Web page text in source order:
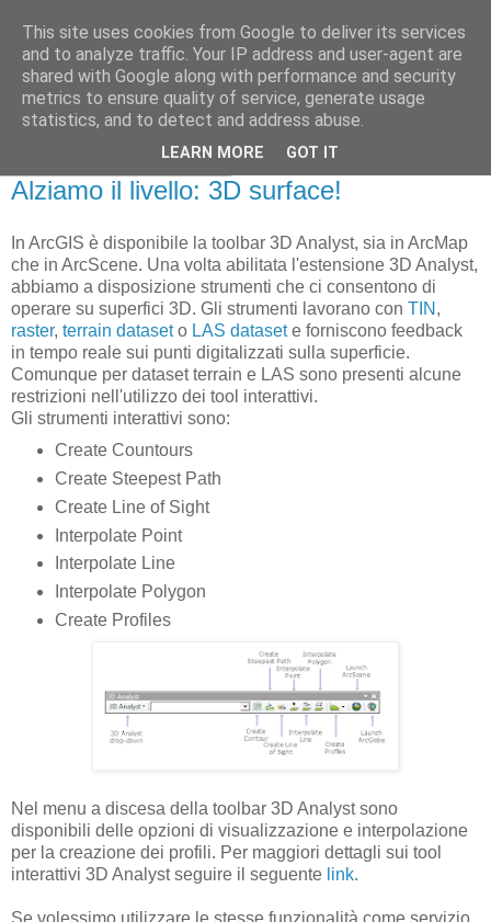
NicoGis - Sviluppare in
ambiente ArcGIS...
Alziamo il livello: 3D surface!
In ArcGIS è disponibile la toolbar 3D Analyst, sia in ArcMap
che in ArcScene. Una volta abilitata l'estensione 3D Analyst,
abbiamo a disposizione strumenti che ci consentono di
operare su superfici 3D. Gli strumenti lavorano con TIN ,
raster, terrain dataseto LAS datasete forniscono feedback
in tempo reale sui punti digitalizzati sulla superficie.
Comunque per dataset terrain e LAS sono presenti alcune
restrizioni nell'utilizzo dei tool interattivi.
Gli strumenti interattivi sono:
Create Countours
Create Steepest Path
Create Line of Sight
Interpolate Point
Interpolate Line
Interpolate Polygon
Create Profiles
Nel menu a discesa della toolbar 3D Analyst sono
disponibili delle opzioni di visualizzazione e interpolazione
per la creazione dei profili. Per maggiori dettagli sui tool
interattivi 3D Analyst seguire il seguente link.
This site uses cookies from Google to deliver its services
and to analyze traffic. Your IP address and user-agent are
shared with Google along with performance and security
metrics to ensure quality of service, generate usage
statistics, and to detect and address abuse.
LEARN MORE GOT IT